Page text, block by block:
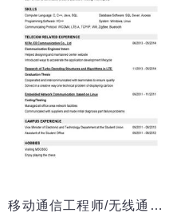
移动通信工程师/无线通信工程师英文简历模板（应届生初级岗位）